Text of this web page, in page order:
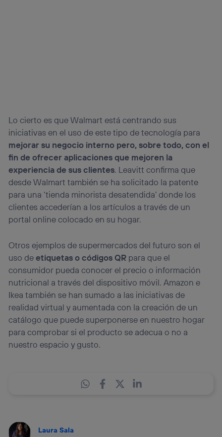
Lo cierto es que Walmart está centrando sus
iniciativas en el uso de este tipo de tecnología para
mejorar su negocio interno pero, sobre todo, con el
fin de ofrecer aplicaciones que mejoren la
experiencia de sus clientes. Leavitt confirma que
desde Walmart también se ha solicitado la patente
para una ‘tienda minorista desatendida’ donde los
clientes accederían a los artículos a través de un
portal online colocado en su hogar.
Otros ejemplos de supermercados del futuro son el
uso deetiquetas o códigos QR para que el
consumidor pueda conocer el precio o información
nutricional a través del dispositivo móvil. Amazon e
Ikea también se han sumado a las iniciativas de
realidad virtual y aumentada con la creación de un
catálogo que puede superponerse en nuestro hogar
para comprobar si el producto se adecua o no a
nuestro espacio y gusto.
Laura Sala